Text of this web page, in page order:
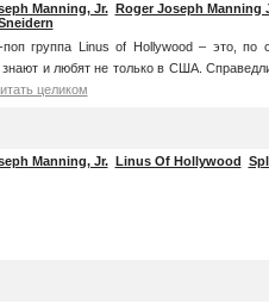
Manning, Jr. Roger Joseph Manning
поп группа Linus of Hollywood – это,
и любят не только в США.
целиком
Manning, Jr. Linus Of Hollywood